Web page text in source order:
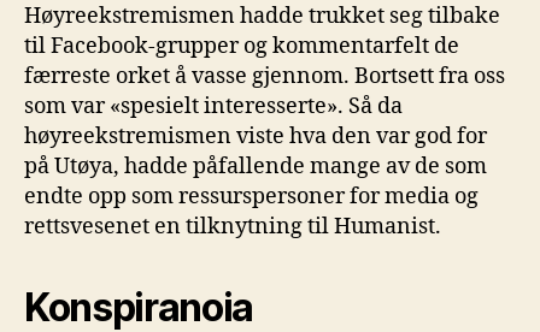
Høyreekstremismen hadde trukket seg tilbake
til Facebook-grupper og kommentarfelt de
færreste orket å vasse gjennom. Bortsett fra oss
som var «spesielt interesserte». Så da
høyreekstremismen viste hva den var god for
på Utøya, hadde påfallende mange av de som
endte opp som ressurspersoner for media og
rettsvesenet en tilknytning til Humanist.
Konspiranoia